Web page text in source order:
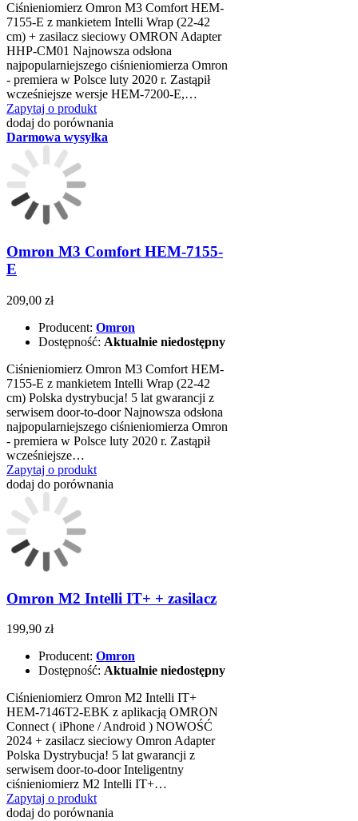
Ciśnieniomierz Omron M3 Comfort HEM-
7155-E z mankietem Intelli Wrap (22-42
cm) + zasilacz sieciowy OMRON Adapter
HHP-CM01 Najnowsza odsłona
najpopularniejszego ciśnieniomierza Omron
- premiera w Polsce luty 2020 r. Zastąpił
wcześniejsze wersje HEM-7200-E,…
Zapytaj o produkt
dodaj do porównania
Darmowa wysyłka
Omron M3 Comfort HEM-7155-
E
209,00 zł
Producent: Omron
Dostępność: Aktualnie niedostępny
Ciśnieniomierz Omron M3 Comfort HEM-
7155-E z mankietem Intelli Wrap (22-42
cm) Polska dystrybucja! 5 lat gwarancji z
serwisem door-to-door Najnowsza odsłona
najpopularniejszego ciśnieniomierza Omron
- premiera w Polsce luty 2020 r. Zastąpił
wcześniejsze…
Zapytaj o produkt
dodaj do porównania
Omron M2 Intelli IT+ + zasilacz
199,90 zł
Producent: Omron
Dostępność: Aktualnie niedostępny
Ciśnieniomierz Omron M2 Intelli IT+
HEM-7146T2-EBK z aplikacją OMRON
Connect ( iPhone / Android ) NOWOŚĆ
2024 + zasilacz sieciowy Omron Adapter
Polska Dystrybucja! 5 lat gwarancji z
serwisem door-to-door Inteligentny
ciśnieniomierz M2 Intelli IT+…
Zapytaj o produkt
dodaj do porównania